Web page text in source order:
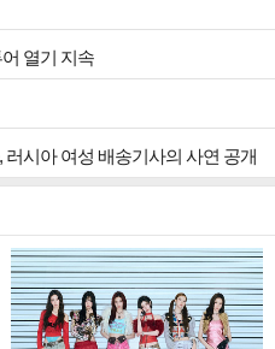
열기 지속
시아 여성 배송기사의 사연 공개